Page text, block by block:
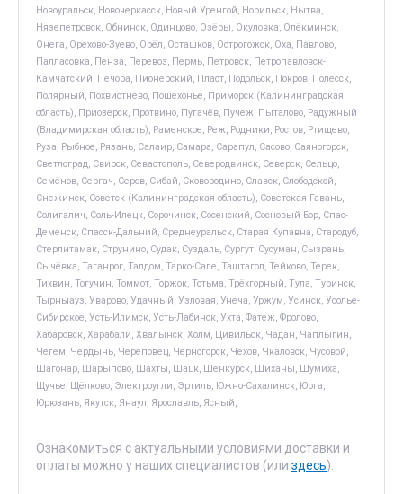
Новоуральск, Новочеркасск, Новый Уренгой, Норильск, Нытва,
Нязепетровск, Обнинск, Одинцово, Озёры, Окуловка, Олёкминск,
Онега, Орехово-Зуево, Орёл, Осташков, Острогожск, Оха, Павлово,
Палласовка, Пенза, Перевоз, Пермь, Петровск, Петропавловск-
Камчатский, Печора, Пионерский, Пласт, Подольск, Покров, Полесск,
Полярный, Похвистнево, Пошехонье, Приморск (Калининградская
область), Приозерск, Протвино, Пугачёв, Пучеж, Пыталово, Радужный
(Владимирская область), Раменское, Реж, Родники, Ростов, Ртищево,
Руза, Рыбное, Рязань, Салаир, Самара, Сарапул, Сасово, Саяногорск,
Светлоград, Свирск, Севастополь, Северодвинск, Северск, Сельцо,
Семёнов, Сергач, Серов, Сибай, Сковородино, Славск, Слободской,
Снежинск, Советск (Калининградская область), Советская Гавань,
Солигалич, Соль-Илецк, Сорочинск, Сосенский, Сосновый Бор, Спас-
Деменск, Спасск-Дальний, Среднеуральск, Старая Купавна, Стародуб,
Стерлитамак, Струнино, Судак, Суздаль, Сургут, Сусуман, Сызрань,
Сычёвка, Таганрог, Талдом, Тарко-Сале, Таштагол, Тейково, Терек,
Тихвин, Тогучин, Томмот, Торжок, Тотьма, Трёхгорный, Тула, Туринск,
Тырныауз, Уварово, Удачный, Узловая, Унеча, Уржум, Усинск, Усолье-
Сибирское, Усть-Илимск, Усть-Лабинск, Ухта, Фатеж, Фролово,
Хабаровск, Харабали, Хвалынск, Холм, Цивильск, Чадан, Чаплыгин,
Чегем, Чердынь, Череповец, Черногорск, Чехов, Чкаловск, Чусовой,
Шагонар, Шарыпово, Шахты, Шацк, Шенкурск, Шиханы, Шумиха,
Щучье, Щёлково, Электроугли, Эртиль, Южно-Сахалинск, Юрга,
Юрюзань, Якутск, Янаул, Ярославль, Ясный,
Ознакомиться с актуальными условиями доставки и
оплаты можно у наших специалистов (или здесь).